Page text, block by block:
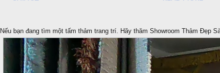
chúng tôi là cung cấp những tâm thảm Vintage tốt nhất cho
kiếm ý tưởng, đặt hàng, tạo ra những thảm cổ điển VINTAGE
đẹp nhất được bán trực tiếp với mức giá tốt nhất được bảo
đảm thông qua, Showroom tại Quận 7 TPHCM và Website
chính thức của chúng tôi. Thảm Vintage Mã: OPUS_54219655
Nếu bạn đang tìm một tấm thảm trang trí. Hãy thăm Showroom Thảm Đẹp